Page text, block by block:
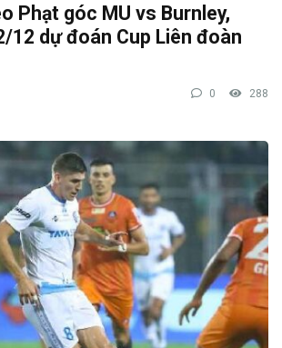
Phạt góc MU vs Burnley,
12 dự đoán Cup Liên đoàn
0 288